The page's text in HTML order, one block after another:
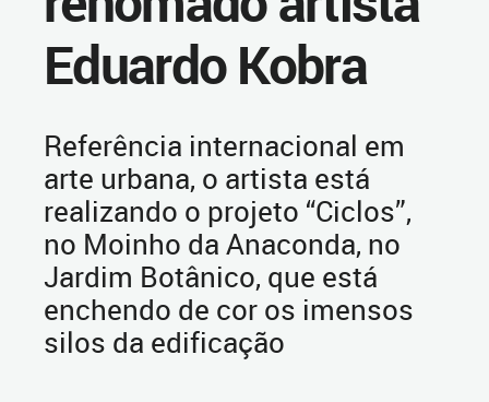
Eduardo Kobra
Referência internacional em
arte urbana, o artista está
realizando o projeto “Ciclos”,
no Moinho da Anaconda, no
Jardim Botânico, que está
enchendo de cor os imensos
silos da edificação